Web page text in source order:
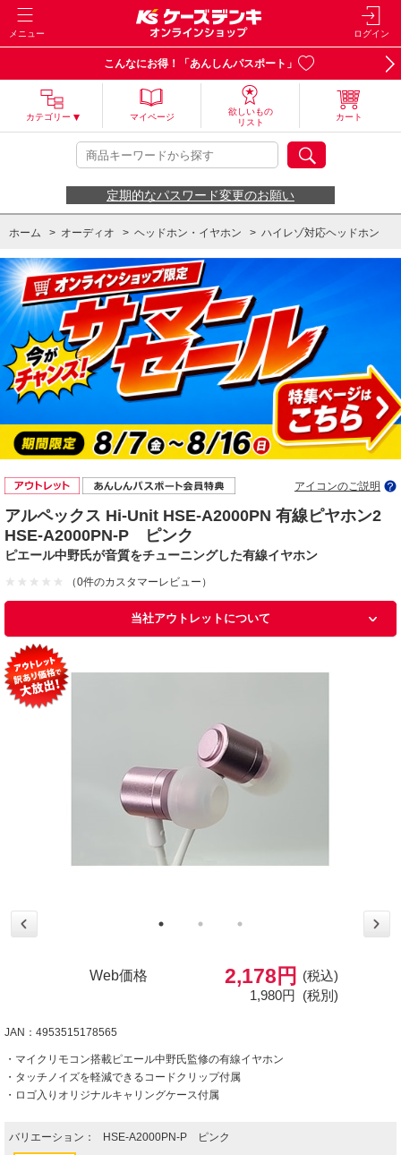
メニュー ログイン
こんなにお得！「あんしんパスポート」
カテゴリー マイページ
欲しいもの
リスト
カート
定期的なパスワード変更のお願い
ホーム > オーディオ > ヘッドホン・イヤホン > ハイレゾ対応ヘッドホン
ホーム > オーディオ > ヘッドホン・イヤホン
アイコンのご説明
アルペックス Hi-Unit HSE-A2000PN 有線ピヤホン2
HSE-A2000PN-P ピンク
ピエール中野氏が音質をチューニングした有線イヤホン
（0件のカスタマーレビュー）
当社アウトレットについて
Web価格 2,178円
(税込)
1,980円 (税別)
JAN：4953515178565
・マイクリモコン搭載ピエール中野氏監修の有線イヤホン
・タッチノイズを軽減できるコードクリップ付属
・ロゴ入りオリジナルキャリングケース付属
バリエーション： HSE-A2000PN-P ピンク